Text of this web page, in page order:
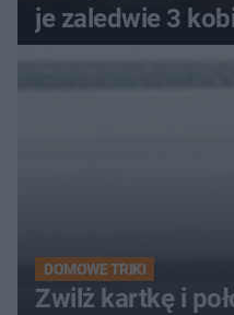
je zaledwie 3
DOMOWE TRIKI
Zwilż kartkę i